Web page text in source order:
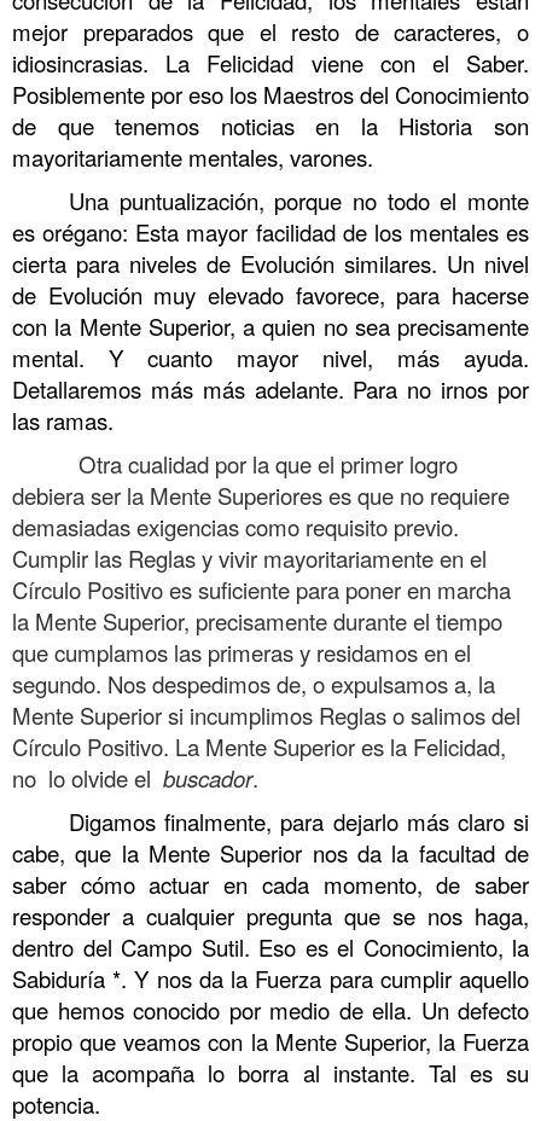
mejor preparados que el resto de caracteres, o
idiosincrasias. La Felicidad viene con el Saber.
Posiblemente por eso los Maestros del Conocimiento
de que tenemos noticias en la Historia son
mayoritariamente mentales, varones.
Una puntualización, porque no todo el monte
es orégano: Esta mayor facilidad de los mentales es
cierta para niveles de Evolución similares. Un nivel
de Evolución muy elevado favorece, para hacerse
con la Mente Superior, a quien no sea precisamente
mental. Y cuanto mayor nivel, más ayuda.
Detallaremos más más adelante. Para no irnos por
las ramas.
Otra cualidad por la que el primer logro
debiera ser la Mente Superiores es que no requiere
demasiadas exigencias como requisito previo.
Cumplir las Reglas y vivir mayoritariamente en el
Círculo Positivo es suficiente para poner en marcha
la Mente Superior, precisamente durante el tiempo
que cumplamos las primeras y residamos en el
segundo. Nos despedimos de, o expulsamos a, la
Mente Superior si incumplimos Reglas o salimos del
Círculo Positivo. La Mente Superior es la Felicidad,
no lo olvide el buscador.
Digamos finalmente, para dejarlo más claro si
cabe, que la Mente Superior nos da la facultad de
saber cómo actuar en cada momento, de saber
responder a cualquier pregunta que se nos haga,
dentro del Campo Sutil. Eso es el Conocimiento, la
Sabiduría *. Y nos da la Fuerza para cumplir aquello
que hemos conocido por medio de ella. Un defecto
propio que veamos con la Mente Superior, la Fuerza
que la acompaña lo borra al instante. Tal es su
potencia.